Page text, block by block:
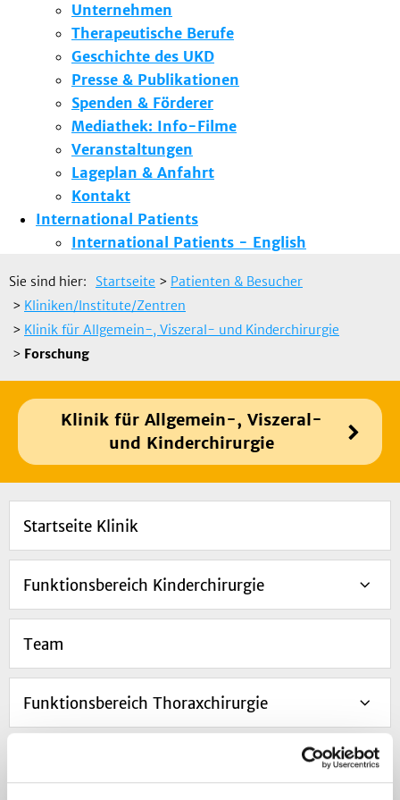
Unternehmen
Therapeutische Berufe
Geschichte des UKD
Presse & Publikationen
Spenden & Förderer
Mediathek: Info-Filme
Veranstaltungen
Lageplan & Anfahrt
Kontakt
International Patients
International Patients - English
Sie sind hier: Startseite > Patienten & Besucher
> Kliniken/Institute/Zentren
> Klinik für Allgemein-, Viszeral- und Kinderchirurgie
> Forschung
Klinik für Allgemein-, Viszeral-
und Kinderchirurgie
Startseite Klinik
Funktionsbereich Kinderchirurgie
Team
Funktionsbereich Thoraxchirurgie
Funktionsbereich Experimentelle Chirurgische
Onkologie